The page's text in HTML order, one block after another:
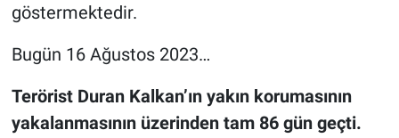
göstermektedir.
Bugün 16 Ağustos 2023…
Terörist Duran Kalkan’ın yakın korumasının
yakalanmasının üzerinden tam 86 gün geçti.